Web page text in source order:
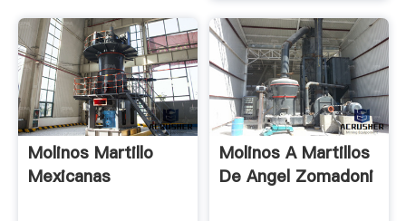
Molinos Martillo
Mexicanas
Molinos A Martillos
De Angel Zomadoni